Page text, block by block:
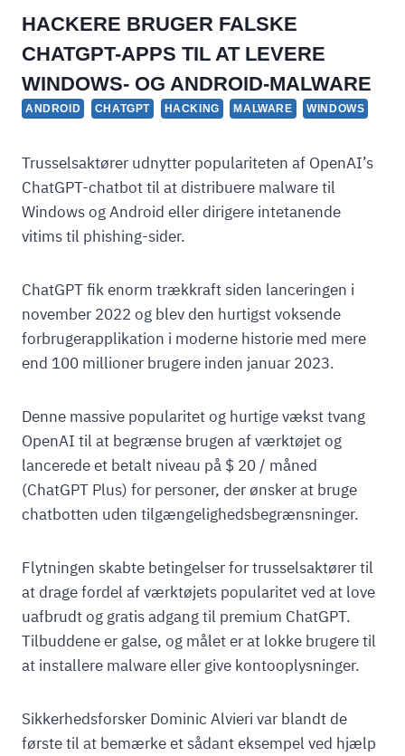
HACKERE BRUGER FALSKE
CHATGPT-APPS TIL AT LEVERE
WINDOWS- OG ANDROID-MALWARE
ANDROID CHATGPT HACKING MALWARE WINDOWS
Trusselsaktører udnytter populariteten af OpenAI’s
ChatGPT-chatbot til at distribuere malware til
Windows og Android eller dirigere intetanende
vitims til phishing-sider.
ChatGPT fik enorm trækkraft siden lanceringen i
november 2022 og blev den hurtigst voksende
forbrugerapplikation i moderne historie med mere
end 100 millioner brugere inden januar 2023.
Denne massive popularitet og hurtige vækst tvang
OpenAI til at begrænse brugen af værktøjet og
lancerede et betalt niveau på $ 20 / måned
(ChatGPT Plus) for personer, der ønsker at bruge
chatbotten uden tilgængelighedsbegrænsninger.
Flytningen skabte betingelser for trusselsaktører til
at drage fordel af værktøjets popularitet ved at love
uafbrudt og gratis adgang til premium ChatGPT.
Tilbuddene er galse, og målet er at lokke brugere til
at installere malware eller give kontooplysninger.
Sikkerhedsforsker Dominic Alvieri var blandt de
første til at bemærke et sådant eksempel ved hjælp